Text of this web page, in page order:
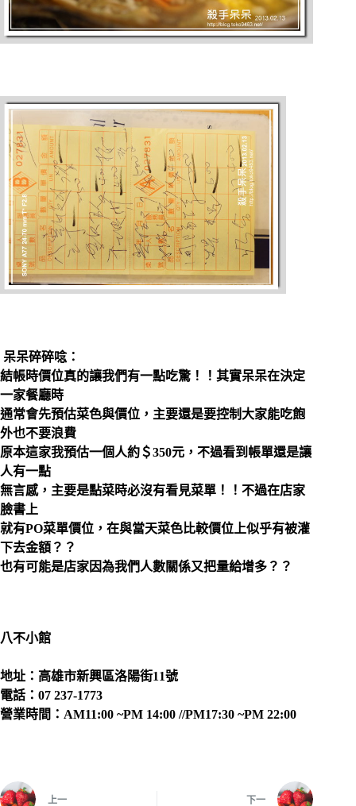
呆呆碎碎唸：
結帳時價位真的讓我們有一點吃驚！！其實呆呆在決定
一家餐廳時
通常會先預估菜色與價位，主要還是要控制大家能吃飽
外也不要浪費
原本這家我預估一個人約＄350元，不過看到帳單還是讓
人有一點
無言感，主要是點菜時必沒有看見菜單！！不過在店家
臉書上
就有PO菜單價位，在與當天菜色比較價位上似乎有被灌
下去金額？？
也有可能是店家因為我們人數關係又把量給增多？？
八不小館
地址：高雄市新興區洛陽街11號
電話：07 237-1773
營業時間：AM11:00 ~PM 14:00 //PM17:30 ~PM 22:00
上一 下一